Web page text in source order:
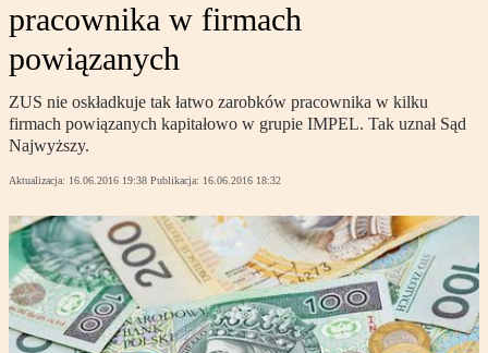
pracownika w firmach
powiązanych
ZUS nie oskładkuje tak łatwo zarobków pracownika w kilku
firmach powiązanych kapitałowo w grupie IMPEL. Tak uznał Sąd
Najwyższy.
Aktualizacja: 16.06.2016 19:38 Publikacja: 16.06.2016 18:32